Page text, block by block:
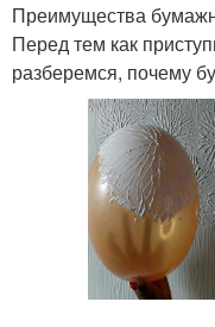
Преимущества
Перед тем как
разберемся, почему